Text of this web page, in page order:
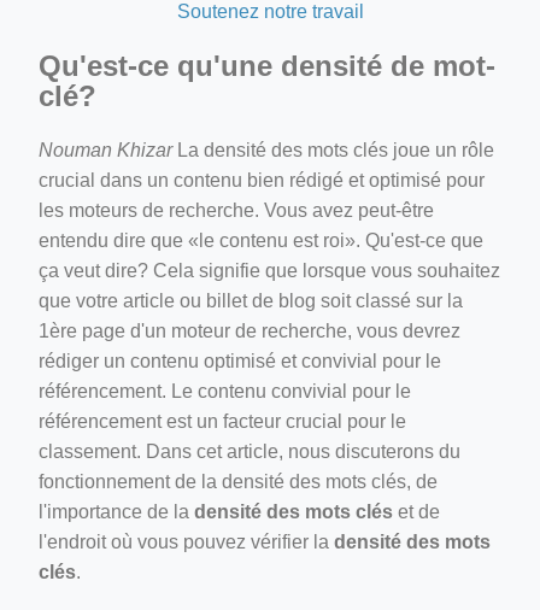
crew-neck-navy-blue/
Soutenez notre travail
Qu'est-ce qu'une densité de mot-
clé?
Nouman KhizarLa densité des mots clés joue un rôle
crucial dans un contenu bien rédigé et optimisé pour
les moteurs de recherche. Vous avez peut-être
entendu dire que «le contenu est roi». Qu'est-ce que
ça veut dire? Cela signifie que lorsque vous souhaitez
que votre article ou billet de blog soit classé sur la
1ère page d'un moteur de recherche, vous devrez
rédiger un contenu optimisé et convivial pour le
référencement. Le contenu convivial pour le
référencement est un facteur crucial pour le
classement. Dans cet article, nous discuterons du
fonctionnement de la densité des mots clés, de
l'importance de la densité des mots clés et de
l'endroit où vous pouvez vérifier la densité des mots
clés.